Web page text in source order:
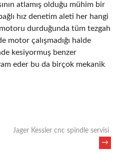
atlamış olduğu mühim bir
hız denetim aleti her hangi
durduğunda tüm tezgah
motor çalışmadığı halde
kesiyormuş benzer
eder bu da birçok mekanik
Jager Kessler cnc spindle servisi
→